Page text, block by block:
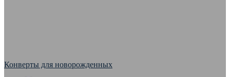
Конверты для новорожденных